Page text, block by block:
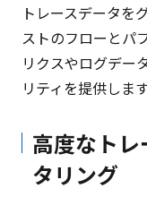
トレースデータを
ストのフローとパ
リクスやログデー
リティを提供します
高度なト
タリング